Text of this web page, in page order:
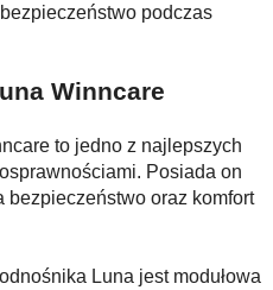
podczas
Winncare
to jedno z najlepszych
Posiada on
bezpieczeństwo oraz komfort
Luna jest modułowa